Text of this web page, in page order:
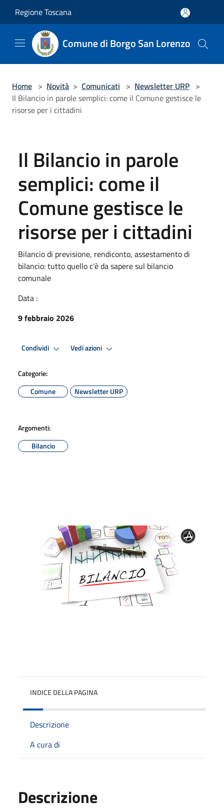
Regione Toscana
Comune di Borgo San Lorenzo
Home > Novità > Comunicati > Newsletter URP >
Il Bilancio in parole semplici: come il Comune gestisce le
risorse per i cittadini
Il Bilancio in parole
semplici: come il
Comune gestisce le
risorse per i cittadini
Bilancio di previsione, rendiconto, assestamento di
bilancio: tutto quello c'è da sapere sul bilancio
comunale
Data :
9 febbraio 2026
Condividi Vedi azioni
Categorie:
Comune
Newsletter URP
Argomenti:
Bilancio
INDICE DELLA PAGINA
Descrizione
A cura di
Descrizione